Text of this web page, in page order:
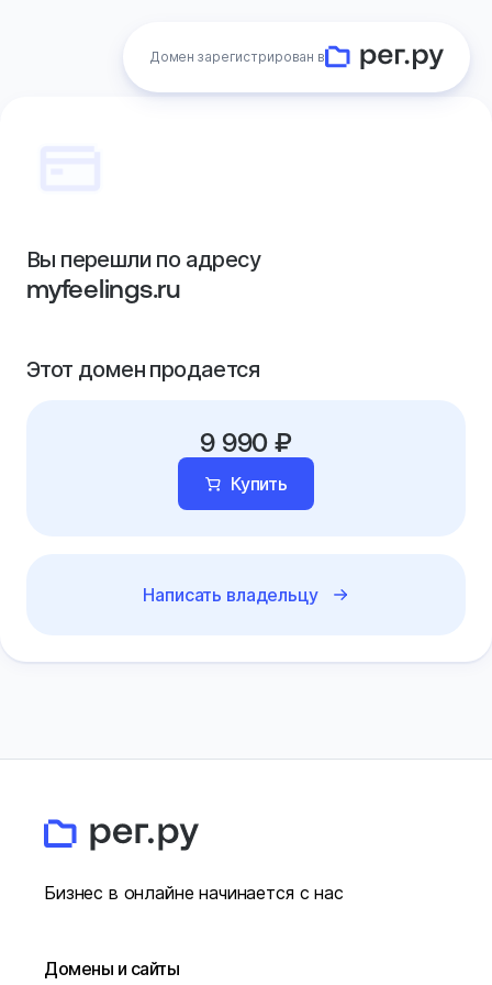
Домен зарегистрирован в
Вы перешли по адресу
myfeelings.ru
Этот домен продается
9 990 ₽
Купить
Написать владельцу
Бизнес в онлайне начинается с нас
Домены и сайты